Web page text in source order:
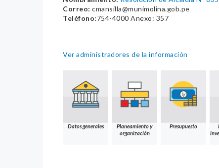
Correo: cmansilla@munimolina.gob.pe
Teléfono:754-4000 Anexo: 357
Ver administradores de la información
Datos generales
Planeamiento y
organización
Presupuesto